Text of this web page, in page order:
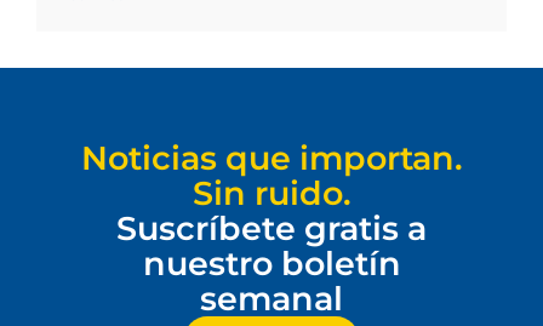
Noticias que importan.
Sin ruido.
Suscríbete gratis a
nuestro boletín
semanal